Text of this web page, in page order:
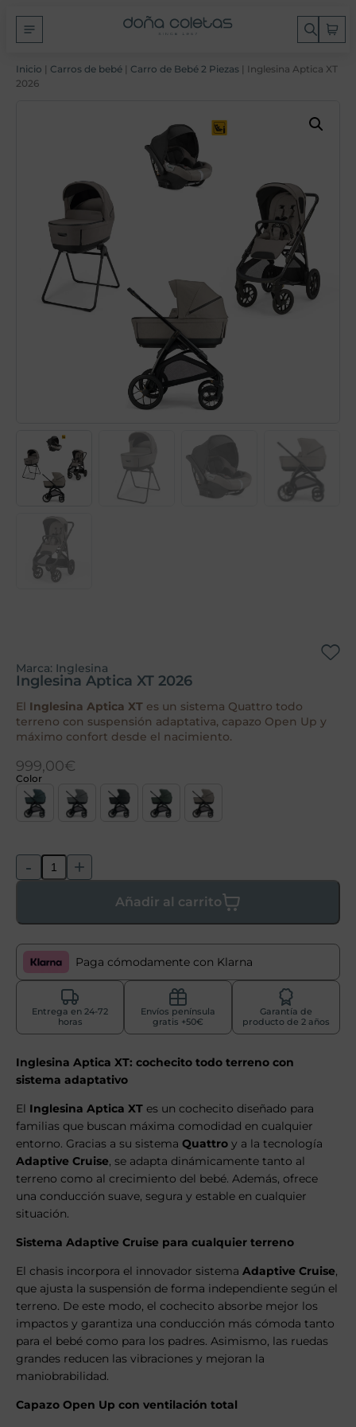
Inicio | Carros de bebé | Carro de Bebé 2 Piezas | Inglesina Aptica XT
2026
Marca: Inglesina
Inglesina Aptica XT 2026
El Inglesina Aptica XT es un sistema Quattro todo
terreno con suspensión adaptativa, capazo Open Up y
máximo confort desde el nacimiento.
999,00€
Color
- +
Añadir al carrito
Paga cómodamente con Klarna
Entrega en 24-72
horas
Envíos península
gratis +50€
Garantía de
producto de 2 años
Inglesina Aptica XT: cochecito todo terreno con
sistema adaptativo
El Inglesina Aptica XT es un cochecito diseñado para
familias que buscan máxima comodidad en cualquier
entorno. Gracias a su sistema Quattro y a la tecnología
Adaptive Cruise, se adapta dinámicamente tanto al
terreno como al crecimiento del bebé. Además, ofrece
una conducción suave, segura y estable en cualquier
situación.
Sistema Adaptive Cruise para cualquier terreno
El chasis incorpora el innovador sistema Adaptive Cruise,
que ajusta la suspensión de forma independiente según el
terreno. De este modo, el cochecito absorbe mejor los
impactos y garantiza una conducción más cómoda tanto
para el bebé como para los padres. Asimismo, las ruedas
grandes reducen las vibraciones y mejoran la
maniobrabilidad.
Capazo Open Up con ventilación total